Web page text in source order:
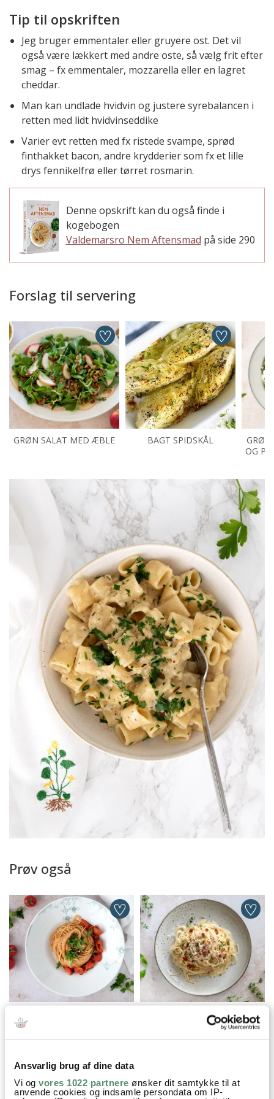
Ansvarlig brug af dine data
Vi og vores 1022 partnere ønsker dit samtykke til at
anvende cookies og indsamle persondata om IP-
Tip til opskriften
Jeg bruger emmentaler eller gruyere ost. Det vil
også være lækkert med andre oste, så vælg frit efter
smag – fx emmentaler, mozzarella eller en lagret
cheddar.
Man kan undlade hvidvin og justere syrebalancen i
retten med lidt hvidvinseddike
Varier evt retten med fx ristede svampe, sprød
finthakket bacon, andre krydderier som fx et lille
drys fennikelfrø eller tørret rosmarin.
Denne opskrift kan du også finde i
kogebogen
Valdemarsro Nem Aftensmad på side 290
Forslag til servering
GRØN SALAT MED ÆBLE BAGT SPIDSKÅL
GRØN
OG
Prøv også
SPAGHETTI CARBONARA
Mad på budget Nem Hverdagsmad One Pot retter